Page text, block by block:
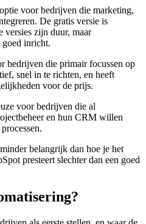
voor bedrijven die marketing,
De gratis versie is
versies zijn duur, maar
goed inricht.
bedrijven die primair focussen op
snel in te richten, en heeft
voor de prijs.
voor bedrijven die al
en hun CRM willen
belangrijk dan hoe je het
presteert slechter dan een goed